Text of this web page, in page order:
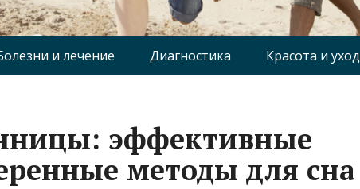
и лечение Диагностика Красота и уход
эффективные
методы для сна